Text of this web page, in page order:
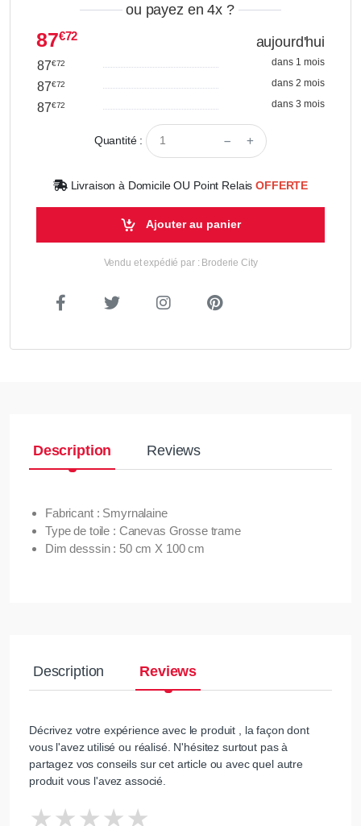
ou payez en 4x ?
87€72 aujourd'hui
87€72 dans 1 mois
87€72 dans 2 mois
87€72 dans 3 mois
Quantité :
Livraison à Domicile OU Point RelaisOFFERTE
Ajouter au panier
Vendu et expédié par : Broderie City
Description Reviews
Fabricant : Smyrnalaine
Type de toile : Canevas Grosse trame
Dim desssin : 50 cm X 100 cm
Description Reviews
Décrivez votre expérience avec le produit , la façon dont
vous l'avez utilisé ou réalisé. N'hésitez surtout pas à
partagez vos conseils sur cet article ou avec quel autre
produit vous l'avez associé.